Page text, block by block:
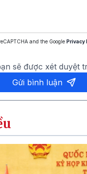
and the Google Privacy
sẽ được xét duyệt
Gửi bình luận